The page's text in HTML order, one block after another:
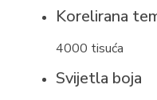
Korelirana
4000 tisuća
Svijetla boja